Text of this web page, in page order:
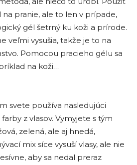
pranie, ale to len v prípade,
gél šetrný ku koži a prírode.
veľmi vysušia, takže je to na
Pomocou pracieho gélu sa
na koži…
svete používa nasledujúci
z vlasov. Vymyjete s tým
zelená, ale aj hnedá,
mix síce vysuší vlasy, ale nie
aby sa nedal preraz